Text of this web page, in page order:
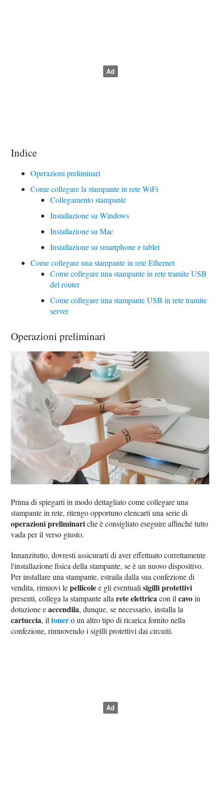
Indice
Operazioni preliminari
Come collegare la stampante in rete WiFi
Collegamento stampante
Installazione su Windows
Installazione su Mac
Installazione su smartphone e tablet
Come collegare una stampante in rete Ethernet
Come collegare una stampante in rete tramite USB
del router
Come collegare una stampante USB in rete tramite
server
Operazioni preliminari
Prima di spiegarti in modo dettagliato come collegare una
stampante in rete, ritengo opportuno elencarti una serie di
operazioni preliminariche è consigliato eseguire affinché tutto
vada per il verso giusto.
Innanzitutto, dovresti assicurarti di aver effettuato correttamente
l'installazione fisica della stampante, se è un nuovo dispositivo.
Per installare una stampante, estraila dalla sua confezione di
vendita, rimuovi lepellicolee gli eventualisigilli protettivi
presenti, collega la stampante allarete elettricacon ilcavoin
dotazione eaccendila, dunque, se necessario, installa la
cartuccia, iltonero un altro tipo di ricarica fornito nella
confezione, rimuovendo i sigilli protettivi dai circuiti.